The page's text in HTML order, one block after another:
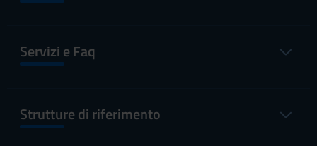
Servizi e Faq
Strutture di riferimento